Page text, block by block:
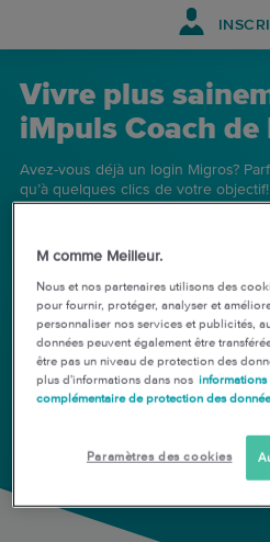
Vivre plus
iMpuls Coach de
Avez-vous déjà un login Migros?
qu’à quelques clics de votre
nouveau compte de login Migros!
Connexion
M comme Meilleur.
Nous et nos partenaires utilisons des
pour fournir, protéger, analyser et
personnaliser nos services et publicités,
données peuvent également être
être pas un niveau de protection des
plus d'informations dans nos informations
complémentaire de protection des
Paramètres des cookies